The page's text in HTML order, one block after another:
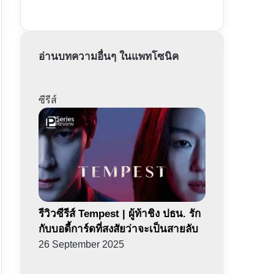
อ่านบทความอื่นๆ ในแพทโซนิค
ซีรีส์
รีวิวซีรีส์ Tempest | ผู้ท้าชิง ปธน. รัก
กับบอดี้การ์ดที่สงสัยว่าจะเป็นสายลับ
26 September 2025